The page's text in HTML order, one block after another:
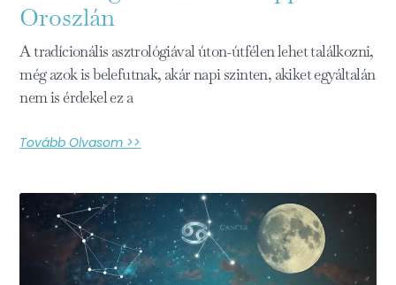
Oroszlán
A tradícionális asztrológiával úton-útfélen lehet találkozni,
még azok is belefutnak, akár napi szinten, akiket egyáltalán
nem is érdekel ez a
Tovább Olvasom >>